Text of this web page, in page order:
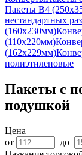
Пакеты В4
нестандартных
(160х230мм)
(110х220мм)
(162х229мм)
полиэтиленовые
Пакеты с
подушкой
Цена
от
до